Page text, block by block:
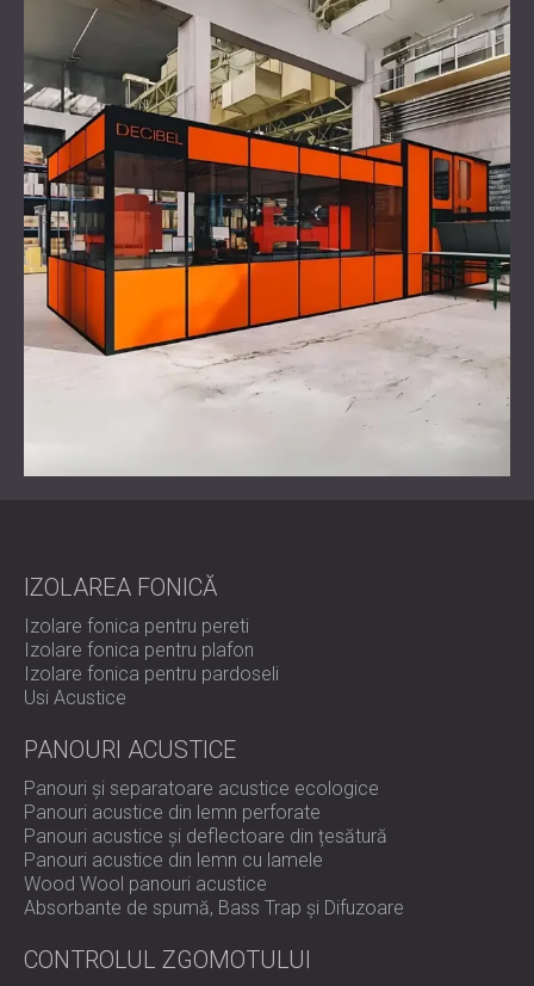
IZOLAREA FONICĂ
Izolare fonica pentru pereti
Izolare fonica pentru plafon
Izolare fonica pentru pardoseli
Usi Acustice
PANOURI ACUSTICE
Panouri și separatoare acustice ecologice
Panouri acustice din lemn perforate
Panouri acustice și deflectoare din țesătură
Panouri acustice din lemn cu lamele
Wood Wool panouri acustice
Absorbante de spumă, Bass Trap și Difuzoare
CONTROLUL ZGOMOTULUI